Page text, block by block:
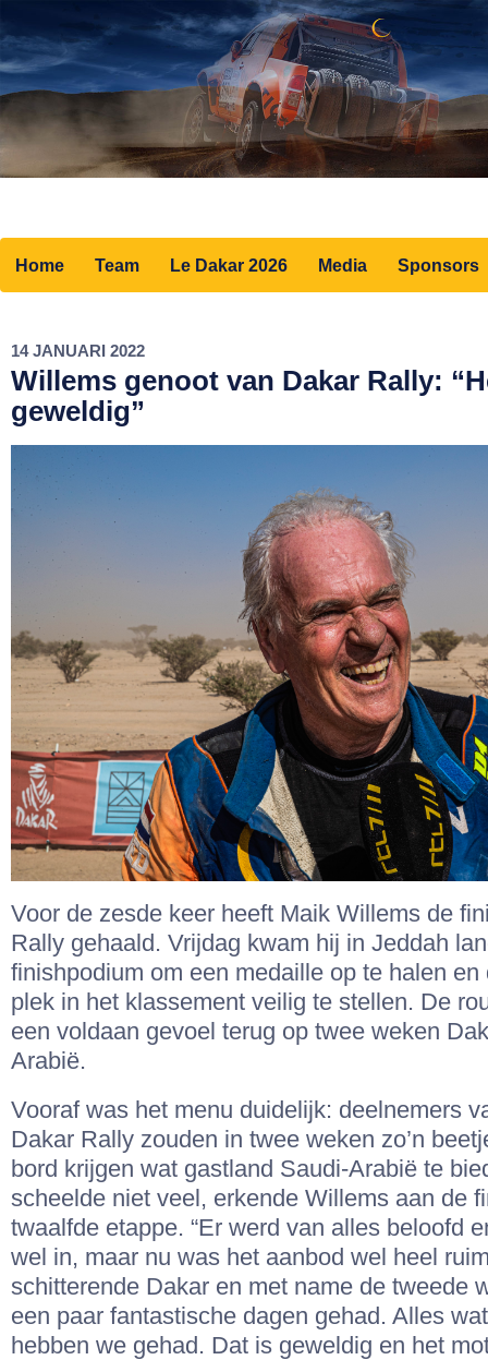
Home Team Le Dakar 2026 Media Sponsors
14 JANUARI 2022
Willems genoot van Dakar Rally:
geweldig”
Voor de zesde keer heeft Maik Willems de
Rally gehaald. Vrijdag kwam hij in Jeddah
finishpodium om een medaille op te halen en
plek in het klassement veilig te stellen. De
een voldaan gevoel terug op twee weken
Arabië.
Vooraf was het menu duidelijk: deelnemers
Dakar Rally zouden in twee weken zo’n
bord krijgen wat gastland Saudi-Arabië te
scheelde niet veel, erkende Willems aan de
twaalfde etappe. “Er werd van alles beloofd
wel in, maar nu was het aanbod wel heel
schitterende Dakar en met name de tweede
een paar fantastische dagen gehad. Alles
hebben we gehad. Dat is geweldig en het